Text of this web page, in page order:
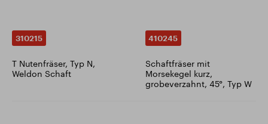
310215
T Nutenfräser, Typ N,
Weldon Schaft
410245
Schaftfräser mit
Morsekegel kurz,
grobeverzahnt, 45°, Typ W